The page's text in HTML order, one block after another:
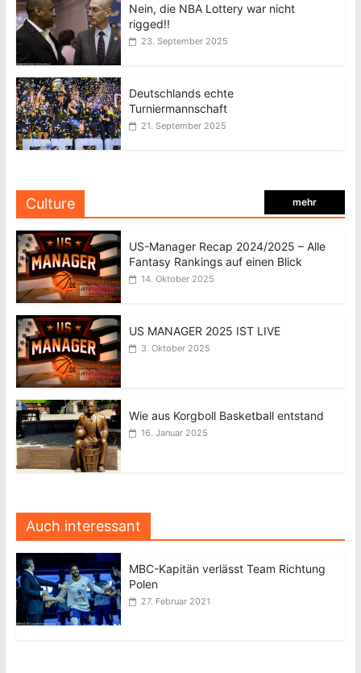
Nein, die NBA Lottery war nicht
rigged!!
23. September 2025
Deutschlands echte
Turniermannschaft
21. September 2025
Culture mehr
US-Manager Recap 2024/2025 – Alle
Fantasy Rankings auf einen Blick
14. Oktober 2025
US MANAGER 2025 IST LIVE
3. Oktober 2025
Wie aus Korgboll Basketball entstand
16. Januar 2025
Auch interessant
MBC-Kapitän verlässt Team Richtung
Polen
27. Februar 2021